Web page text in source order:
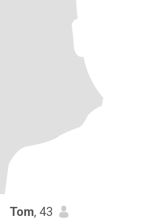
Tom, 43